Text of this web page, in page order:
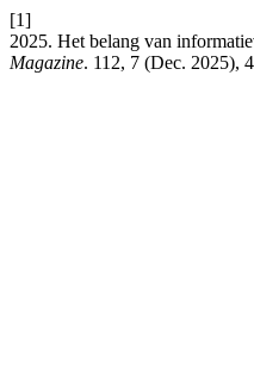
[1]
2025. Het belang van
Magazine. 112, 7 (Dec. 2025),